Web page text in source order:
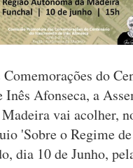
do
Inês Afonseca, a
vai acolher,
'Sobre o Regime
dia 10 de Junho,